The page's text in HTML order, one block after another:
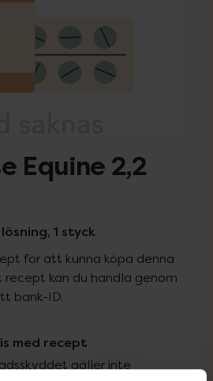
Equine 2,2
1 styck
för att kunna köpa denna
recept kan du handla genom
bank-ID.
med recept
gäller inte